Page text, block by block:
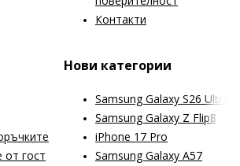
Контакти
от гост
Нови категории
Samsung Galaxy S26 Ultra
Samsung Galaxy Z Flip8
iPhone 17 Pro
Samsung Galaxy A57